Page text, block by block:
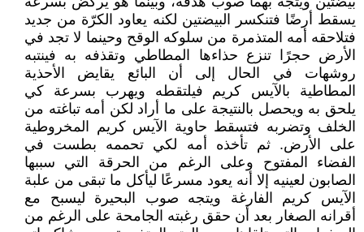
يسقط أرضًا فتنكسر البيضتين لكنه يعاود الكرّة من جديد
فتلاحقه أمه المتذمرة من سلوكه الوقح وحينما لا تجد في
الأرض حجرًا تنزع حذاءها المطاطي وتقذفه به فينتبه
روشهات في الحال إلى أن البائع يقايض الأحذية
المطاطية بالآيس كريم فيلتقطه ويهرب بسرعة كي
يلحق به ويحصل بالنتيجة على ما أراد لكن أمه تباغته من
الخلف وتضربه فتسقط حاوية الآيس كريم المخروطية
على الأرض. ثم تأخذه أمه لكي تحممه بطست في
الفضاء المفتوح وعلى الرغم من الحرقة التي سببها
الصابون لعينيه إلا أنه يعود مسرعًا ليأكل ما تبقى من علبة
الآيس كريم الفارغة ويتجه صوب البحيرة ليسبح مع
أقرانه الصغار بعد أن حقق رغبته الجامحة على الرغم من